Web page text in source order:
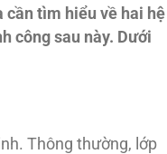
cần tìm hiểu về hai hệ
công sau này. Dưới
Thông thường, lớp